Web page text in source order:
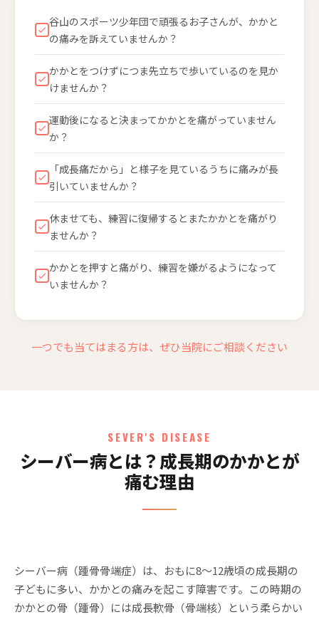
谷山のスポーツ少年団で頑張るお子さんが、かかと
の痛みを訴えていませんか？
かかとをつけずにつま先立ちで歩いているのを見か
けませんか？
運動後になると決まってかかとを痛がっていません
か？
「成長痛だから」と様子を見ているうちに痛みが長
引いていませんか？
休ませても、練習に復帰するとまたかかとを痛がり
ませんか？
かかとを押すと痛がり、練習を嫌がるようになって
いませんか？
一つでも当てはまる方は、ぜひ当院にご相談ください
SEVER'S DISEASE
シーバー病とは？成長期のかかとが
痛む理由
シーバー病（踵骨骨端症）は、おもに8〜12歳頃の成長期の
子どもに多い、かかとの痛みを起こす障害です。この時期の
かかとの骨（踵骨）には成長軟骨（骨端核）という柔らかい